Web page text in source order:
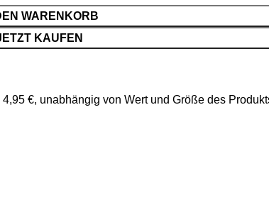
WARENKORB
KAUFEN
€, unabhängig von Wert und Größe des